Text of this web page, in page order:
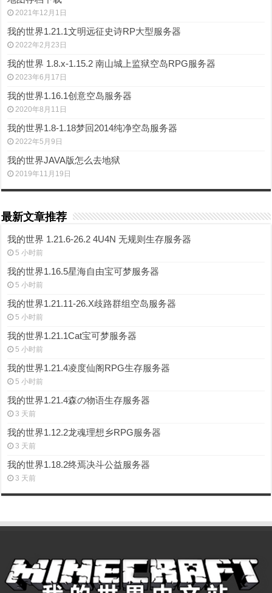
2021年12月1日
我的世界1.21.1文明远征史诗RP大型服务器
2022年2月23日
我的世界 1.8.x-1.15.2 南山城上监狱空岛RPG服务器
2023年6月17日
我的世界1.16.1创意空岛服务器
2020年8月11日
我的世界1.8-1.18梦回2014纯净空岛服务器
2022年5月9日
我的世界JAVA版怎么去地狱
2019年11月19日
最新文章推荐
我的世界 1.21.6-26.2 4U4N 无规则生存服务器
5 小时前
我的世界1.16.5星海自由宝可梦服务器
5 小时前
我的世界1.21.11-26.X歧路群组空岛服务器
5 小时前
我的世界1.21.1Cat宝可梦服务器
5 小时前
我的世界1.21.4凌度仙阁RPG生存服务器
5 小时前
我的世界1.21.4森の物语生存服务器
3 天前
我的世界1.12.2龙魂理想乡RPG服务器
3 天前
我的世界1.18.2终焉决斗公益服务器
3 天前